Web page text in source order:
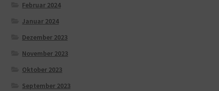
Februar 2024
Januar 2024
Dezember 2023
November 2023
Oktober 2023
September 2023